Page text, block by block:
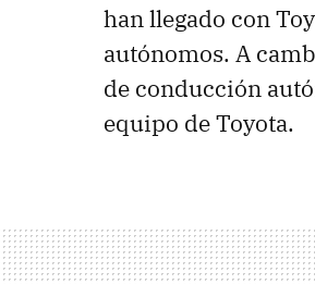
han llegado con
autónomos. A
de conducción
equipo de Toyota.